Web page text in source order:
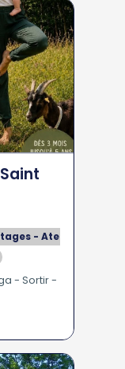
- Ateliers
- Sortir -